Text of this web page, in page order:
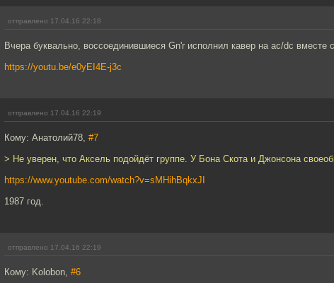
отправлено 17.04.16 22:18
Вчера буквально, воссоединившиеся Gn'r исполнил кавер на ac/dc вместе
https://youtu.be/e0yEI4E-j3c
отправлено 17.04.16 22:19
Кому: Анатолий78, #7
> Не уверен, что Аксель подойдёт группе. У Бона Скота и Джонсона
https://www.youtube.com/watch?v=sMHihBqkxJI
1987 год.
отправлено 17.04.16 22:19
Кому: Kolobon, #6